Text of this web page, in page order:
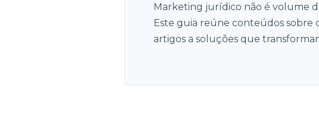
Marketing jurídico não é volume
Este guia reúne conteúdos sobre
artigos a soluções que